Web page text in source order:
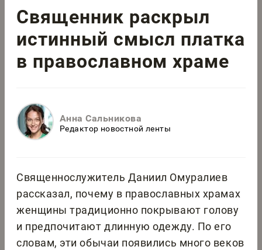
Священник раскрыл
истинный смысл платка
в православном храме
Анна Сальникова
Редактор новостной ленты
Священнослужитель Даниил Омуралиев
рассказал, почему в православных храмах
женщины традиционно покрывают голову
и предпочитают длинную одежду. По его
словам, эти обычаи появились много веков